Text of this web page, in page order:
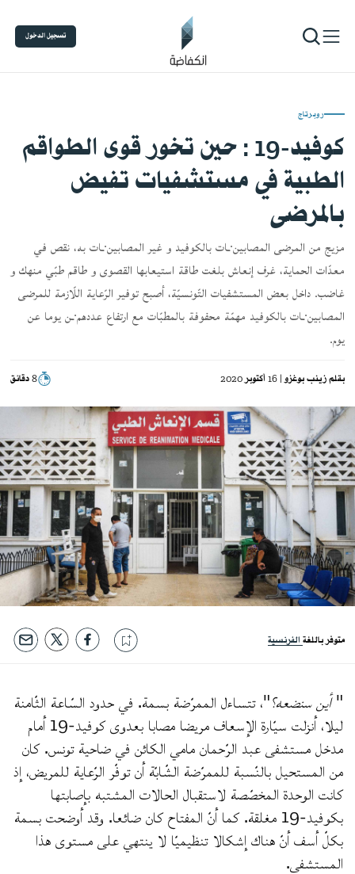
تسجيل الدخول
روبرتاج
كوفيد-19 : حين تخور قوى الطواقم
الطبية في مستشفيات تفيض
بالمرضى
مزيج من المرضى المصابين·ـات بالكوفيد و غير المصابين·ـات به، نقص في
معدّات الحماية، غرف إنعاش بلغت طاقة استيعابها القصوى و طاقم طبّي منهك و
غاضب. داخل بعض المستشفيات التّونسيّة، أصبح توفير الرّعاية اللّازمة للمرضى
المصابين·ـات بالكوفيد مهمّة محفوفة بالمطبّات مع ارتفاع عددهم·ـن يوما عن
يوم.
بقلم زينب بوغزو | 16 أكتوبر 2020 8 دقائق
متوفر باللغة الفرنسية
"أين سنضعه؟"، تتساءل الممرّضة بسمة. في حدود السّاعة الثّامنة
ليلا، أنزلت سيّارة الإسعاف مريضا مصابا بعدوى كوفيد-19 أمام
مدخل مستشفى عبد الرّحمان مامي الكائن في ضاحية تونس. كان
من المستحيل بالنّسبة للممرّضة الشّابّة أن توفّر الرّعاية للمريض، إذ
كانت الوحدة المخصّصة لاستقبال الحالات المشتبه بإصابتها
بكوفيد-19 مغلقة. كما أنّ المفتاح كان ضائعا. وقد أوضحت بسمة
بكلّ أسف أنّ هناك إشكالا تنظيميّا لا ينتهي على مستوى هذا
المستشفى.